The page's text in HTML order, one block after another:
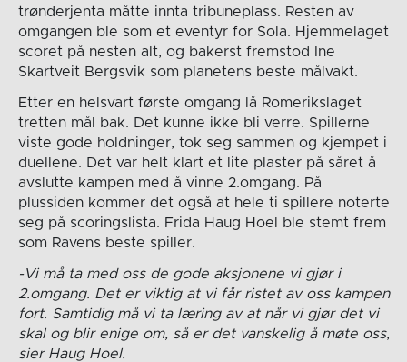
trønderjenta måtte innta tribuneplass. Resten av
omgangen ble som et eventyr for Sola. Hjemmelaget
scoret på nesten alt, og bakerst fremstod Ine
Skartveit Bergsvik som planetens beste målvakt.
Etter en helsvart første omgang lå Romerikslaget
tretten mål bak. Det kunne ikke bli verre. Spillerne
viste gode holdninger, tok seg sammen og kjempet i
duellene. Det var helt klart et lite plaster på såret å
avslutte kampen med å vinne 2.omgang. På
plussiden kommer det også at hele ti spillere noterte
seg på scoringslista. Frida Haug Hoel ble stemt frem
som Ravens beste spiller.
-Vi må ta med oss de gode aksjonene vi gjør i
2.omgang. Det er viktig at vi får ristet av oss kampen
fort. Samtidig må vi ta læring av at når vi gjør det vi
skal og blir enige om, så er det vanskelig å møte oss,
sier Haug Hoel.